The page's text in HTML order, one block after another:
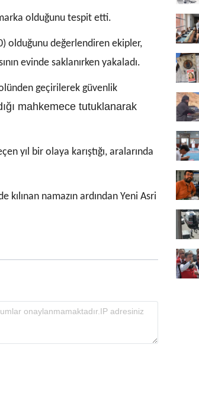
olduğunu tespit etti.
olduğunu değerlendiren ekipler,
evinde saklanırken yakaladı.
geçirilerek güvenlik
mahkemece tutuklanarak
yıl bir olaya karıştığı, aralarında
namazın ardından Yeni Asri